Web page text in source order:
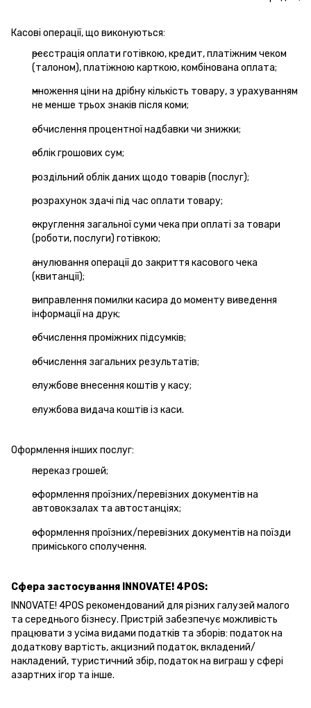
Касові операції, що виконуються:
реєстрація оплати готівкою, кредит, платіжним чеком
(талоном), платіжною карткою, комбінована оплата;
множення ціни на дрібну кількість товару, з урахуванням
не менше трьох знаків після коми;
обчислення процентної надбавки чи знижки;
облік грошових сум;
роздільний облік даних щодо товарів (послуг);
розрахунок здачі під час оплати товару;
округлення загальної суми чека при оплаті за товари
(роботи, послуги) готівкою;
анулювання операції до закриття касового чека
(квитанції);
виправлення помилки касира до моменту виведення
інформації на друк;
обчислення проміжних підсумків;
обчислення загальних результатів;
службове внесення коштів у касу;
службова видача коштів із каси.
Оформлення інших послуг:
переказ грошей;
оформлення проїзних/перевізних документів на
автовокзалах та автостанціях;
оформлення проїзних/перевізних документів на поїзди
приміського сполучення.
Сфера застосування INNOVATE! 4POS:
INNOVATE! 4POS рекомендований для різних галузей малого
та середнього бізнесу. Пристрій забезпечує можливість
працювати з усіма видами податків та зборів: податок на
додаткову вартість, акцизний податок, вкладений/
накладений, туристичний збір, податок на виграш у сфері
азартних ігор та інше.